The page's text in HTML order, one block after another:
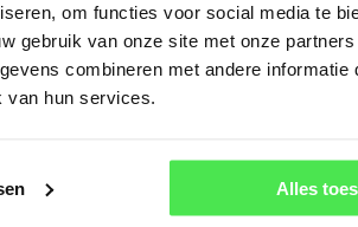
om functies voor social media te
gebruik van onze site met onze
combineren met andere informatie
van hun services.
Alles